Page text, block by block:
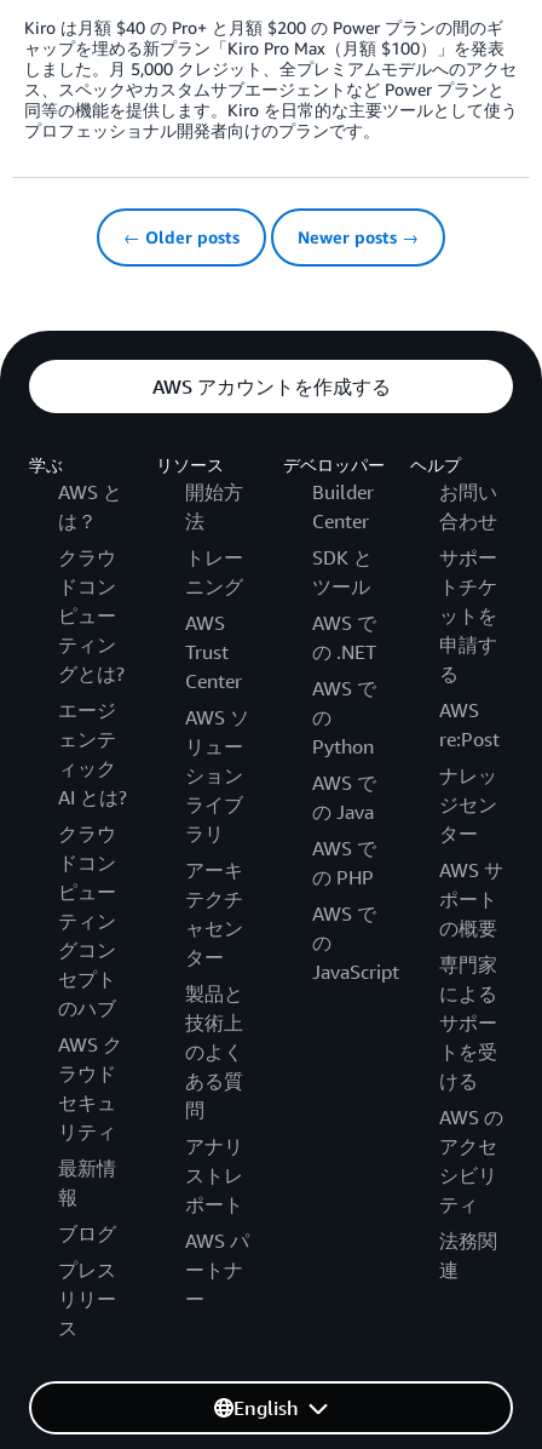
Kiro は月額 $40 の Pro+ と月額 $200 の Power プランの間のギ
ャップを埋める新プラン「Kiro Pro Max（月額 $100）」を発表
しました。月 5,000 クレジット、全プレミアムモデルへのアクセ
ス、スペックやカスタムサブエージェントなど Power プランと
同等の機能を提供します。Kiro を日常的な主要ツールとして使う
プロフェッショナル開発者向けのプランです。
← Older posts Newer posts →
AWS アカウントを作成する
学ぶ
AWS と
は？
クラウ
ドコン
ピュー
ティン
グとは?
エージ
ェンテ
ィック
AI とは?
クラウ
ドコン
ピュー
ティン
グコン
セプト
のハブ
AWS ク
ラウド
セキュ
リティ
最新情
報
ブログ
プレス
リリー
ス
リソース
開始方
法
トレー
ニング
AWS
Trust
Center
AWS ソ
リュー
ション
ライブ
ラリ
アーキ
テクチ
ャセン
ター
製品と
技術上
のよく
ある質
問
アナリ
ストレ
ポート
AWS パ
ートナ
ー
デベロッパー
Builder
Center
SDK と
ツール
AWS で
の .NET
AWS で
の
Python
AWS で
の Java
AWS で
の PHP
AWS で
の
JavaScript
ヘルプ
お問い
合わせ
サポー
トチケ
ットを
申請す
る
AWS
re:Post
ナレッ
ジセン
ター
AWS サ
ポート
の概要
専門家
による
サポー
トを受
ける
AWS の
アクセ
シビリ
ティ
法務関
連
English